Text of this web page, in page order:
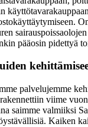
pääosin pidettyä
palvelujemme
viime
saimme valmiiksi
Kaiken